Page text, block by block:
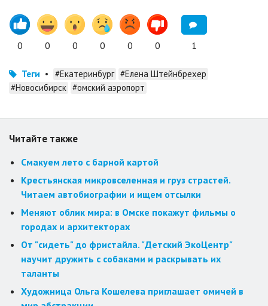
0 0 0 0 0 0 1
Теги • #Екатеринбург #Елена Штейнбрехер
#Новосибирск #омский аэропорт
Читайте также
Смакуем лето с барной картой
Крестьянская микровселенная и груз страстей.
Читаем автобиографии и ищем отсылки
Меняют облик мира: в Омске покажут фильмы о
городах и архитекторах
От "сидеть" до фристайла. "Детский ЭкоЦентр"
научит дружить с собаками и раскрывать их
таланты
Художница Ольга Кошелева приглашает омичей в